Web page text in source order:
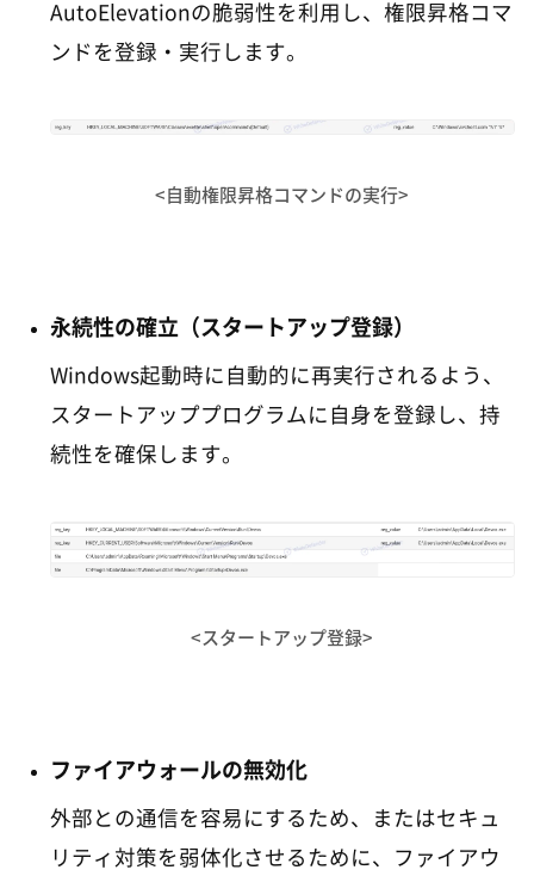
AutoElevationの脆弱性を利用し、権限昇格コマ
ンドを登録・実行します。
<自動権限昇格コマンドの実行>
永続性の確立（スタートアップ登録）
Windows起動時に自動的に再実行されるよう、
スタートアッププログラムに自身を登録し、持
続性を確保します。
<スタートアップ登録>
ファイアウォールの無効化
外部との通信を容易にするため、またはセキュ
リティ対策を弱体化させるために、ファイアウ